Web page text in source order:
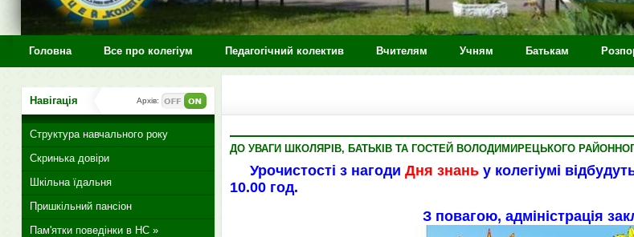
Головна Все про колегіум Педагогічний колектив Вчителям Учням Батькам
ДО УВАГИ ШКОЛЯРІВ, БАТЬКІВ ТА ГОСТЕЙ ВОЛОДИМИРЕЦЬКОГО
Урочистості з нагоди Дня знаньу колегіумі
10.00 год.
З повагою, адміністрація
Навігація Архів:
Структура навчального року
Скринька довіри
Шкільна їдальня
Пришкільний пансіон
Пам'ятки поведінки в НС »